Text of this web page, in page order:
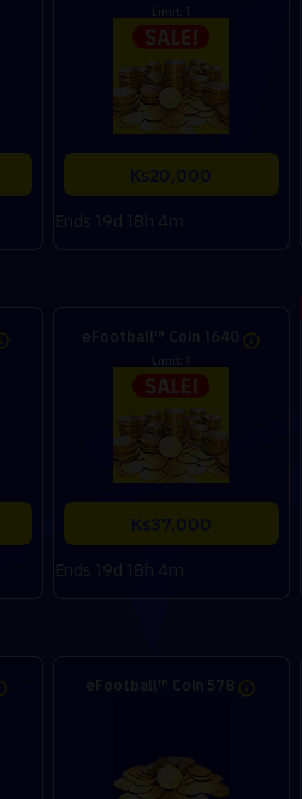
Limit: 1
Ks20,000
Ends 19d 18h 4m
eFootball™ Coin 1640
Limit: 1
Ks37,000
Ends 19d 18h 4m
eFootball™ Coin 578